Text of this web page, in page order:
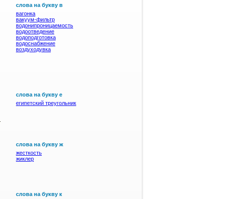
слова на букву в
вагонка
вакуум-фильтр
водонипроницаемость
водоотведение
водоподготовка
водоснабжение
воздуходувка
слова на букву е
египетский треугольник
слова на букву ж
жесткость
жиклер
слова на букву к